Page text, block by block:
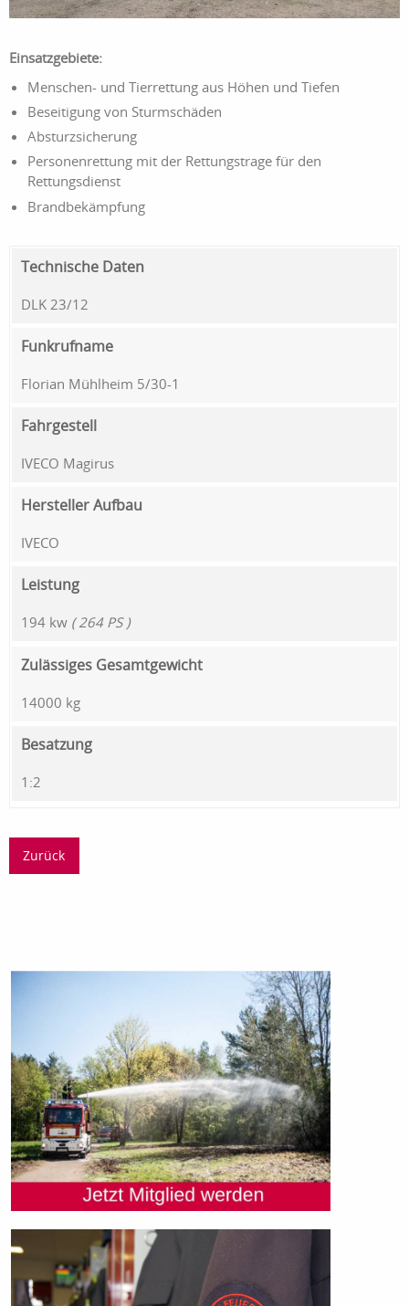
Einsatzgebiete:
Menschen- und Tierrettung aus Höhen und Tiefen
Beseitigung von Sturmschäden
Absturzsicherung
Personenrettung mit der Rettungstrage für den
Rettungsdienst
Brandbekämpfung
Technische Daten
DLK 23/12
Funkrufname
Florian Mühlheim 5/30-1
Fahrgestell
IVECO Magirus
Hersteller Aufbau
IVECO
Leistung
194 kw ( 264 PS )
Zulässiges Gesamtgewicht
14000 kg
Besatzung
1:2
Zurück